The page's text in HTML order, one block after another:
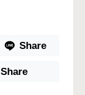
Share
Share